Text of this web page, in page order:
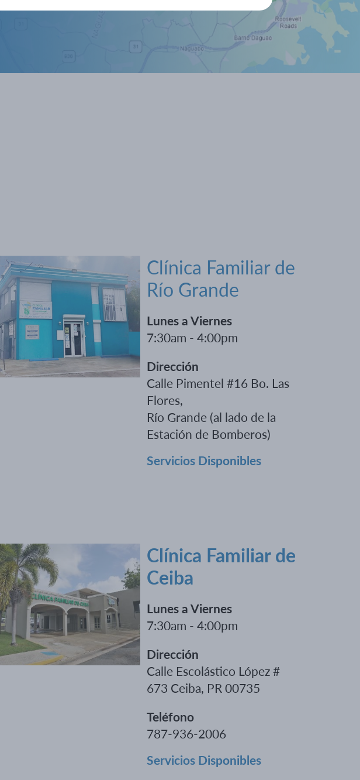
Clínica Familiar de
Río Grande
Lunes a Viernes
7:30am - 4:00pm
Dirección
Calle Pimentel #16 Bo. Las
Flores,
Río Grande (al lado de la
Estación de Bomberos)
Servicios Disponibles
Clínica Familiar de
Ceiba
Lunes a Viernes
7:30am - 4:00pm
Dirección
Calle Escolástico López #
673 Ceiba, PR 00735
Teléfono
787-936-2006
Servicios Disponibles